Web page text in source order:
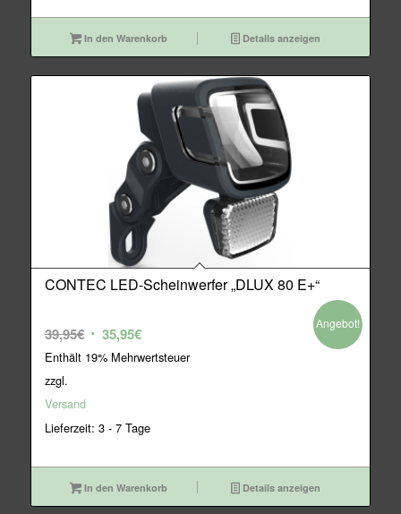
In den Warenkorb Details anzeigen
CONTEC LED-Scheinwerfer „DLUX 80 E+“
39,95€ Ursprünglicher
Preis
35,95€Aktueller
Preis
Enthält 19% Mehrwertsteuer
zzgl.
Versand
Lieferzeit: 3 - 7 Tage
Angebot!
In den Warenkorb Details anzeigen